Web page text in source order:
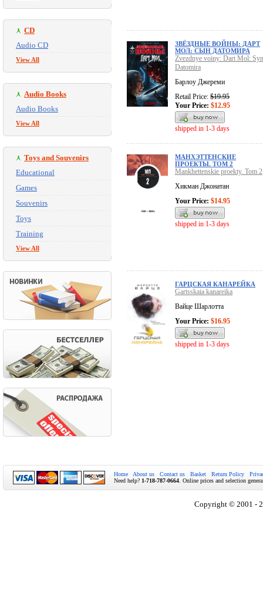
CD
Audio CD
View All
Audio Books
Audio Books
View All
Toys and Souvenirs
Educational
Games
Souvenirs
Toys
Training
View All
ЗВЁЗДНЫЕ ВОЙНЫ: ДАРТ
МОЛ: СЫН ДАТОМИРА
Zvezdnye voiny: Dart Mol: Syn
Datomira
Барлоу Джереми
Retail Price: $19.95
Your Price: $12.95
shipped in 1-3 days
МАНХЭТТЕНСКИЕ
ПРОЕКТЫ. ТОМ 2
Mankhettenskie proekty. Tom 2
Хикман Джонатан
Your Price: $14.95
shipped in 1-3 days
ГАРЦСКАЯ КАНАРЕЙКА
Gartsskaia kanareika
Вайце Шарлотта
Your Price: $16.95
shipped in 1-3 days
Home About us Contact us Basket Return Policy
Need help? 1-718-787-0664 . Online prices and selection
Copyright © 2001 -